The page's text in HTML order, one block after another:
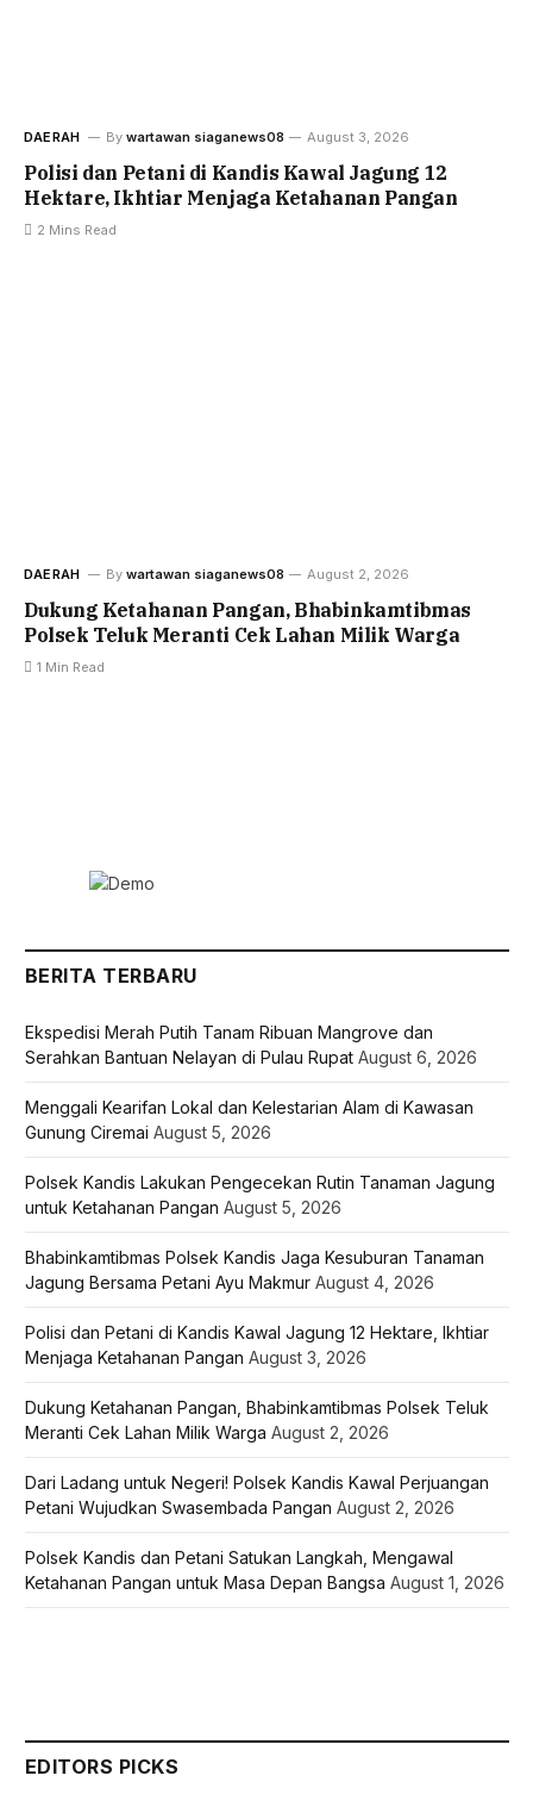
DAERAH By wartawan siaganews08 August 3, 2026
Polisi dan Petani di Kandis Kawal Jagung 12
Hektare, Ikhtiar Menjaga Ketahanan Pangan
2 Mins Read
DAERAH By wartawan siaganews08 August 2, 2026
Dukung Ketahanan Pangan, Bhabinkamtibmas
Polsek Teluk Meranti Cek Lahan Milik Warga
1 Min Read
BERITA TERBARU
Ekspedisi Merah Putih Tanam Ribuan Mangrove dan
Serahkan Bantuan Nelayan di Pulau Rupat August 6, 2026
Menggali Kearifan Lokal dan Kelestarian Alam di Kawasan
Gunung Ciremai August 5, 2026
Polsek Kandis Lakukan Pengecekan Rutin Tanaman Jagung
untuk Ketahanan Pangan August 5, 2026
Bhabinkamtibmas Polsek Kandis Jaga Kesuburan Tanaman
Jagung Bersama Petani Ayu Makmur August 4, 2026
Polisi dan Petani di Kandis Kawal Jagung 12 Hektare, Ikhtiar
Menjaga Ketahanan Pangan August 3, 2026
Dukung Ketahanan Pangan, Bhabinkamtibmas Polsek Teluk
Meranti Cek Lahan Milik Warga August 2, 2026
Dari Ladang untuk Negeri! Polsek Kandis Kawal Perjuangan
Petani Wujudkan Swasembada Pangan August 2, 2026
Polsek Kandis dan Petani Satukan Langkah, Mengawal
Ketahanan Pangan untuk Masa Depan Bangsa August 1, 2026
EDITORS PICKS